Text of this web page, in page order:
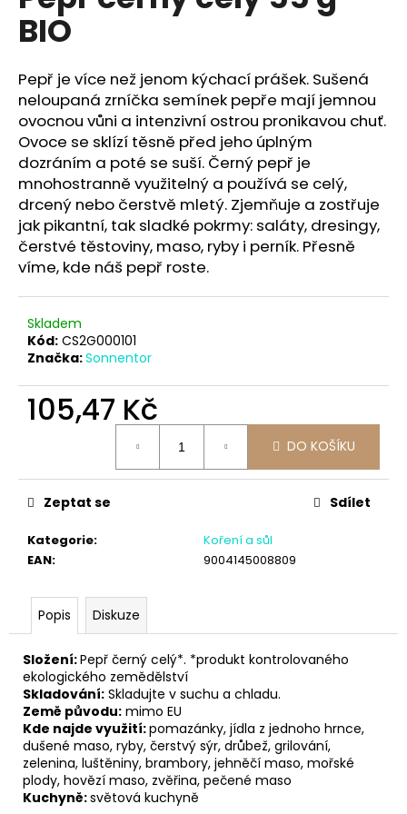
0,0
hvězdiček.
BIO
Pepř je více než jenom kýchací prášek. Sušená
neloupaná zrníčka semínek pepře mají jemnou
ovocnou vůni a intenzivní ostrou pronikavou chuť.
Ovoce se sklízí těsně před jeho úplným
dozráním a poté se suší. Černý pepř je
mnohostranně využitelný a používá se celý,
drcený nebo čerstvě mletý. Zjemňuje a zostřuje
jak pikantní, tak sladké pokrmy: saláty, dresingy,
čerstvé těstoviny, maso, ryby i perník. Přesně
víme, kde náš pepř roste.
Skladem
Kód: CS2G000101
Značka:Sonnentor
105,47 Kč
DO KOŠÍKU
Kategorie:
Koření a sůl
EAN: 9004145008809
Zeptat se Sdílet
Popis Diskuze
Složení:Pepř černý celý*. *produkt kontrolovaného
ekologického zemědělství
Skladování: Skladujte v suchu a chladu.
Země původu: mimo EU
Kde najde využití:pomazánky, jídla z jednoho hrnce,
dušené maso, ryby, čerstvý sýr, drůbež, grilování,
zelenina, luštěniny, brambory, jehněčí maso, mořské
plody, hovězí maso, zvěřina, pečené maso
Kuchyně:světová kuchyně
a
j
í
t
?
HLEDAT
D
p
o
u
č
e